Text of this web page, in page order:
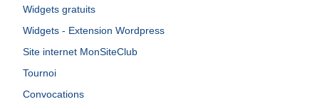
Widgets gratuits
Widgets - Extension Wordpress
Site internet MonSiteClub
Tournoi
Convocations